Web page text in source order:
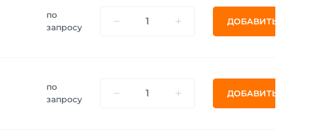
по
запросу
ДОБАВИТЬ
по
запросу
ДОБАВИТЬ